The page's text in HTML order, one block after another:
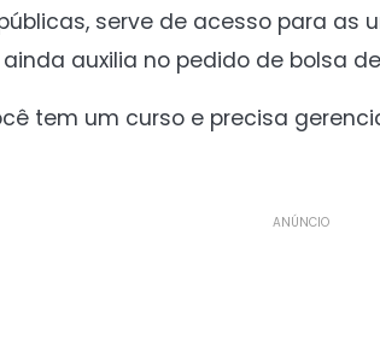
serve de acesso para as
auxilia no pedido de bolsa
tem um curso e precisa
ANÚNCIO